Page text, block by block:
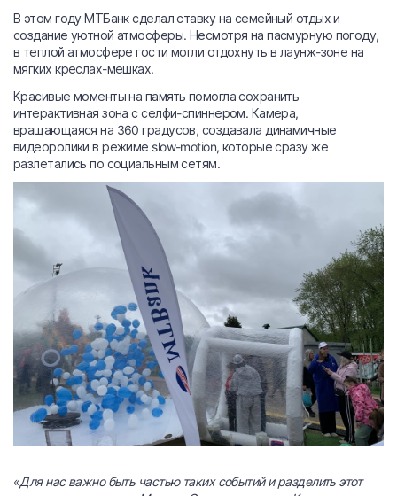
В этом году МТБанк сделал ставку на семейный отдых и
создание уютной атмосферы. Несмотря на пасмурную погоду,
в теплой атмосфере гости могли отдохнуть в лаунж-зоне на
мягких креслах-мешках.
Красивые моменты на память помогла сохранить
интерактивная зона с селфи-спиннером. Камера,
вращающаяся на 360 градусов, создавала динамичные
видеоролики в режиме slow-motion, которые сразу же
разлетались по социальным сетям.
«Для нас важно быть частью таких событий и разделить этот